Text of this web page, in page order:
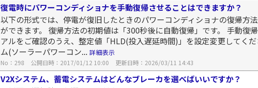
復電時にパワーコンディショナを手動復帰させることはできますか？
以下の形式では、停電が復旧したときのパワーコンディショナの復帰方
ができます。 復帰方法の初期値は「300秒後に自動復帰」です。 手動復
アルをご確認のうえ、整定値「HLD(投入遅延時間)」を設定変更してく
ム(ソーラーパワーコン... 詳細表示
No：298 公開日時：2017/01/12 10:00 更新日時：2026/03/11 14:43
V2Xシステム、蓄電システムはどんなブレーカを選べばいいですか？